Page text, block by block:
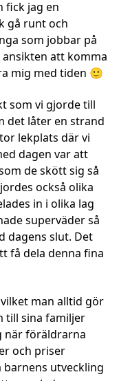
fick jag en
gå runt och
som jobbar på
att komma
mig med tiden 🙂
som vi gjorde till
det låter en strand
lekplats där vi
dagen var att
de skött sig så
också olika
in i olika lag
superväder så
dagens slut. Det
få dela denna fina
man alltid gör
till sina familjer
när föräldrarna
och priser
utveckling